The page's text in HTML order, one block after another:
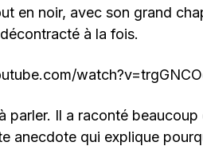
en noir, avec son grand
à la fois.
parler. Il a raconté
anecdote qui explique